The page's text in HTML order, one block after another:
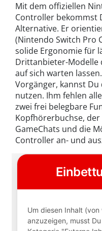
Mit dem offiziellen
Controller bekommst
Alternative. Er
(Nintendo Switch Pro
solide Ergonomie für
Drittanbieter-Modelle
auf sich warten
Vorgänger, kannst Du
nutzen. Ihm fehlen
zwei frei belegbare
Kopfhörerbuchse,
GameChats und die
Controller an- und